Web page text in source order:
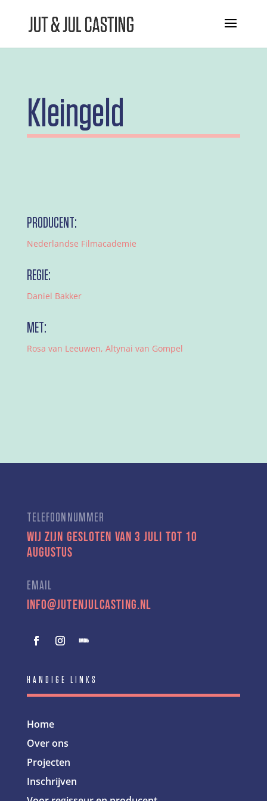
Kleingeld
PRODUCENT:
Nederlandse Filmacademie
REGIE:
Daniel Bakker
MET:
Rosa van Leeuwen, Altynai van Gompel
TELEFOONNUMMER
Wij zijn gesloten van 3 juli tot 10
augustus
EMAIL
info@jutenjulcasting.nl
HANDIGE LINKS
Home
Over ons
Projecten
Inschrijven